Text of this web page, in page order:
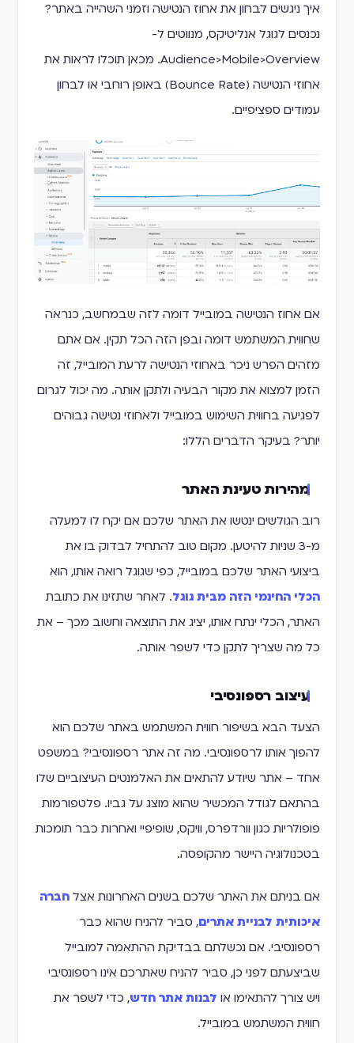
איך ניגשים לבחון את אחוז הנטישה וזמני השהייה באתר?
נכנסים לגוגל אנליטיקס, מנווטים ל-
Audience>Mobile>Overview. מכאן תוכלו לראות את
אחוזי הנטישה (Bounce Rate) באופן רוחבי או לבחון
עמודים ספציפיים.
אם אחוז הנטישה במובייל דומה לזה שבמחשב, כנראה
שחווית המשתמש דומה ובפן הזה הכל תקין. אם אתם
מזהים הפרש ניכר באחוזי הנטישה לרעת המובייל, זה
הזמן למצוא את מקור הבעיה ולתקן אותה. מה יכול לגרום
לפגיעה בחווית השימוש במובייל ולאחוזי נטישה גבוהים
יותר? בעיקר הדברים הללו:
מהירות טעינת האתר
רוב הגולשים ינטשו את האתר שלכם אם יקח לו למעלה
מ-3 שניות להיטען. מקום טוב להתחיל לבדוק בו את
ביצועי האתר שלכם במובייל, כפי שגוגל רואה אותו, הוא
הכלי החינמי הזה מבית גוגל. לאחר שתזינו את כתובת
האתר, הכלי ינתח אותו, יציג את התוצאה וחשוב מכך – את
כל מה שצריך לתקן כדי לשפר אותה.
עיצוב רספונסיבי
הצעד הבא בשיפור חווית המשתמש באתר שלכם הוא
להפוך אותו לרספונסיבי. מה זה אתר רספונסיבי? במשפט
אחד – אתר שיודע להתאים את האלמנטים העיצוביים שלו
בהתאם לגודל המכשיר שהוא מוצג על גביו. פלטפורמות
פופולריות כגון וורדפרס, וויקס, שופיפיי ואחרות כבר תומכות
בטכנולוגיה היישר מהקופסה.
אם בניתם את האתר שלכם בשנים האחרונות אצל חברה
איכותית לבניית אתרים, סביר להניח שהוא כבר
רספונסיבי. אם נכשלתם בבדיקת ההתאמה למובייל
שביצעתם לפני כן, סביר להניח שאתרכם אינו רספונסיבי
ויש צורך להתאימו או לבנות אתר חדש, כדי לשפר את
חווית המשתמש במובייל.